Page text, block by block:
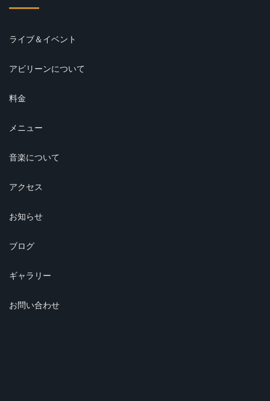
ライブ＆イベント
アビリーンについて
料金
メニュー
音楽について
アクセス
お知らせ
ブログ
ギャラリー
お問い合わせ